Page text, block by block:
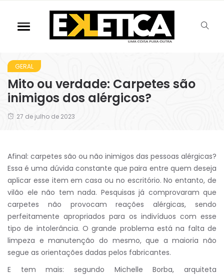
GERAL
Mito ou verdade: Carpetes são
inimigos dos alérgicos?
27 de julho de 2023
Afinal: carpetes são ou não inimigos das pessoas alérgicas?
Essa é uma dúvida constante que paira entre quem deseja
aplicar esse item em casa ou no escritório. No entanto, de
vilão ele não tem nada. Pesquisas já comprovaram que
carpetes não provocam reações alérgicas, sendo
perfeitamente apropriados para os indivíduos com esse
tipo de intolerância. O grande problema está na falta de
limpeza e manutenção do mesmo, que a maioria não
segue as orientações dadas pelos fabricantes.
E tem mais: segundo Michelle Borba, arquiteta